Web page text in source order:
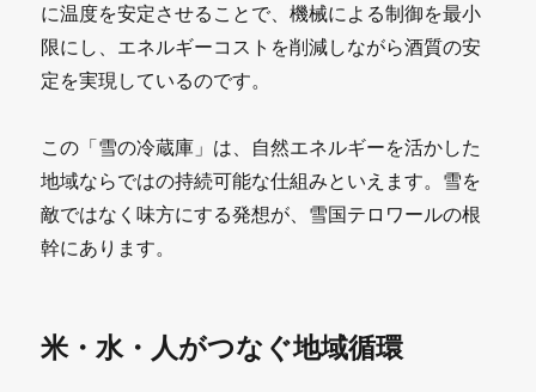
に温度を安定させることで、機械による制御を最小
限にし、エネルギーコストを削減しながら酒質の安
定を実現しているのです。
この「雪の冷蔵庫」は、自然エネルギーを活かした
地域ならではの持続可能な仕組みといえます。雪を
敵ではなく味方にする発想が、雪国テロワールの根
幹にあります。
米・水・人がつなぐ地域循環